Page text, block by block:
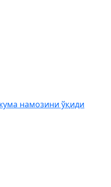
намозини ўқиди